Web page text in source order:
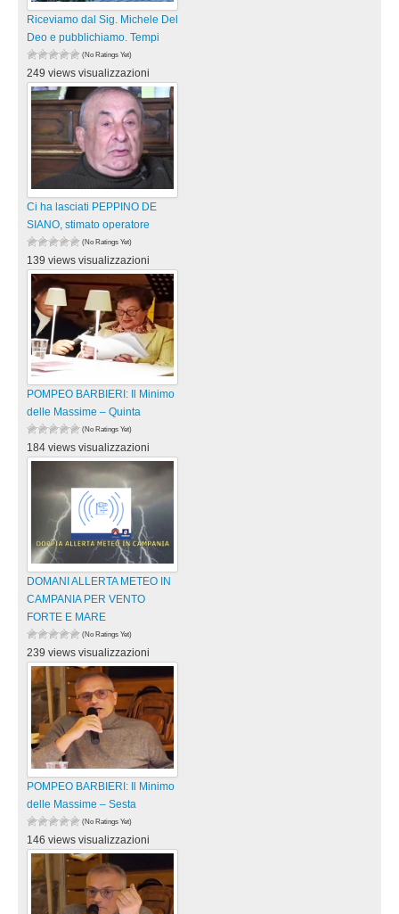
Riceviamo dal Sig. Michele Del
Deo e pubblichiamo. Tempi
(No Ratings Yet)
249 views visualizzazioni
Ci ha lasciati PEPPINO DE
SIANO, stimato operatore
(No Ratings Yet)
139 views visualizzazioni
POMPEO BARBIERI: Il Minimo
delle Massime – Quinta
(No Ratings Yet)
184 views visualizzazioni
DOMANI ALLERTA METEO IN
CAMPANIA PER VENTO
FORTE E MARE
(No Ratings Yet)
239 views visualizzazioni
POMPEO BARBIERI: Il Minimo
delle Massime – Sesta
(No Ratings Yet)
146 views visualizzazioni